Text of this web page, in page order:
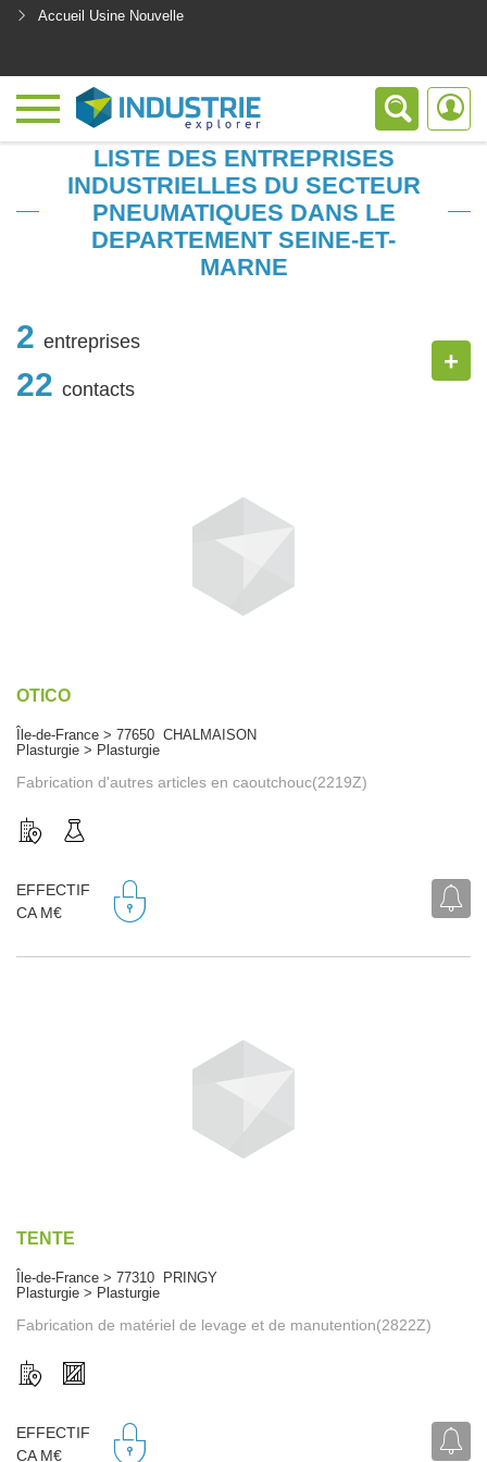
Accueil Usine Nouvelle
LISTE DES ENTREPRISES
INDUSTRIELLES DU SECTEUR
PNEUMATIQUES DANS LE
DEPARTEMENT SEINE-ET-
MARNE
2 entreprises
22 contacts
+
OTICO
Île-de-France > 77650 CHALMAISON
Plasturgie > Plasturgie
Fabrication d'autres articles en caoutchouc(2219Z)
EFFECTIF
CA M€
TENTE
Île-de-France > 77310 PRINGY
Plasturgie > Plasturgie
Fabrication de matériel de levage et de manutention(2822Z)
EFFECTIF
CA M€